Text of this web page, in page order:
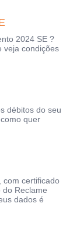
2024 SE ?
veja condições
débitos do seu
quer
com certificado
Reclame
dados é